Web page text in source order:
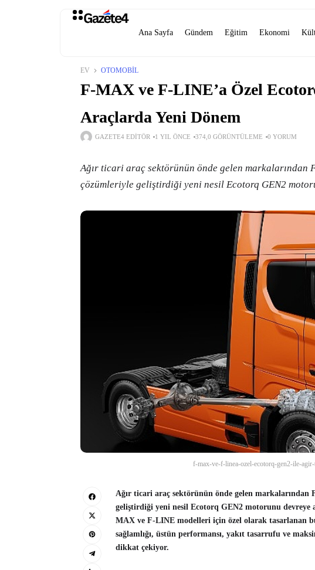
Ana Sayfa Gündem Eğitim Ekonomi
EV OTOMOBIL
F-MAX ve F-LINE’a Özel
Araçlarda Yeni Dönem
GAZETE4 EDITÖR 1 YIL ÖNCE 374,0 GÖRÜNTÜLEME 0 YORUM
Ağır ticari araç sektörünün önde gelen markalarından
çözümleriyle geliştirdiği yeni nesil Ecotorq GEN2
f-max-ve-f-linea-ozel-ecotorq-gen2-ile-
Ağır ticari araç sektörünün önde gelen
geliştirdiği yeni nesil Ecotorq GEN2 motorunu devreye
MAX ve F-LINE modelleri için özel olarak tasarlanan
sağlamlığı, üstün performansı, yakıt tasarrufu ve
dikkat çekiyor.